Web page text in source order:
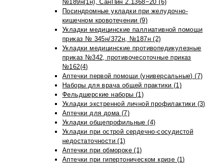
№189н(1н), СанПин 2.1368−20 (6)
Посиндромные укладки при желудочно-
кишечном кровотечении (9)
Укладки медицинские паллиативной помощи
приказ № 345н/372н, №187н (2)
Укладки медицинские противопедикулезные
приказ №342, противочесоточные приказ
№162(4)
Аптечки первой помощи (универсальные) (7)
Наборы для врача общей практики (1)
Фельдшерские наборы (1)
Укладки экстренной личной профилактики (3)
Аптечки для дома (7)
Укладки общепрофильные (4)
Укладки при острой сердечно-сосудистой
недостаточности (1)
Аптечки при обмороке (1)
Аптечки при гипертоническом кризе (1)